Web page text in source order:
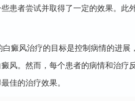
患者尝试并取得了一定的效果。此
癜风治疗的目标是控制病情的进展
风。然而，每个患者的病情和治疗
佳的治疗效果。